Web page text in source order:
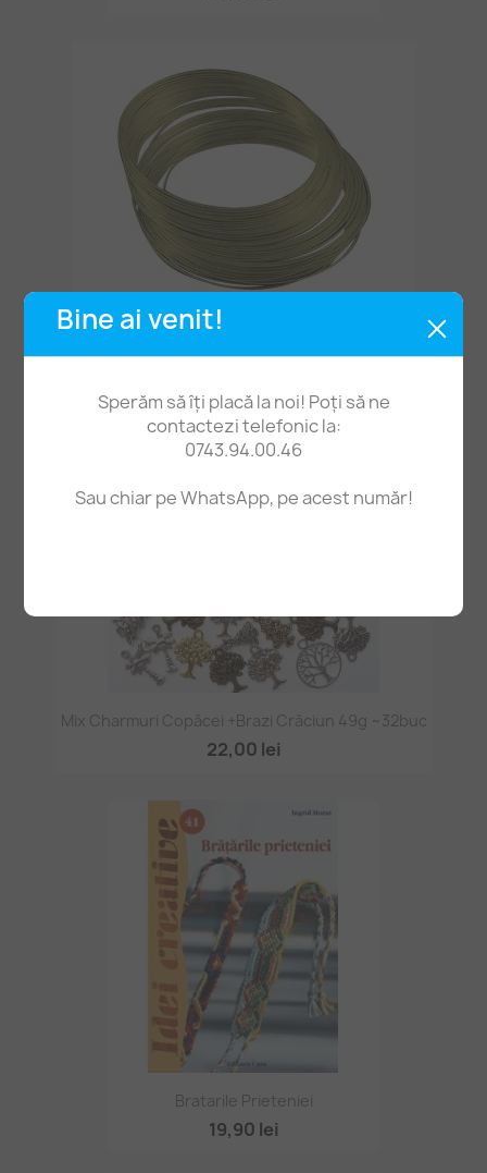
Bine ai venit!
Sperăm să îți placă la noi! Poți să ne
contactezi telefonic la:
0743.94.00.46
Sau chiar pe WhatsApp, pe acest număr!
Mix Charmuri Copăcei +brazi Crăciun 49g ~32buc
22,00 lei
Bratarile Prieteniei
19,90 lei